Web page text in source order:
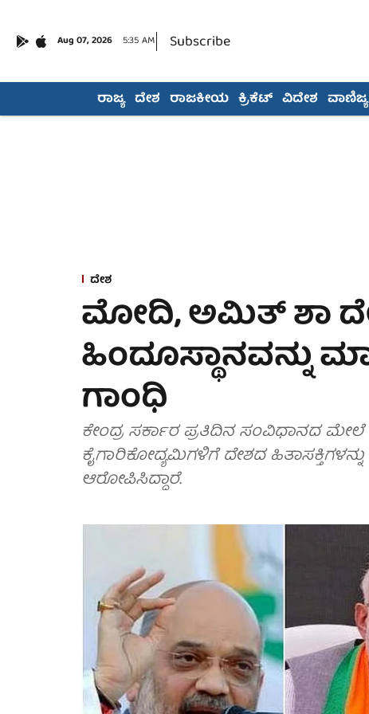
Aug 07, 2026 5:35 AM Subscribe
ರಾಜ್ಯ ದೇಶ ರಾಜಕೀಯ ಕ್ರಿಕೆಟ್ ವಿದೇಶ ವಾಣಿಜ್ಯ
ದೇಶ
ಮೋದಿ, ಅಮಿತ್ ಶಾ
ಹಿಂದೂಸ್ಥಾನವನ್ನು
ಗಾಂಧಿ
ಕೇಂದ್ರ ಸರ್ಕಾರ ಪ್ರತಿದಿನ ಸಂವಿಧಾನದ ಮೇಲೆ
ಕೈಗಾರಿಕೋದ್ಯಮಿಗಳಿಗೆ ದೇಶದ
ಆರೋಪಿಸಿದ್ದಾರೆ.